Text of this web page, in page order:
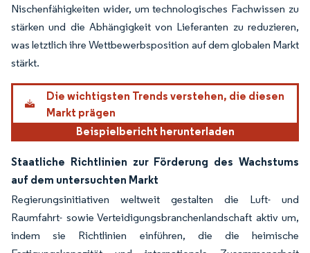
Nischenfähigkeiten wider, um technologisches Fachwissen zu
stärken und die Abhängigkeit von Lieferanten zu reduzieren,
was letztlich ihre Wettbewerbsposition auf dem globalen Markt
stärkt.
Die wichtigsten Trends verstehen, die diesen
Markt prägen
Beispielbericht herunterladen
Staatliche Richtlinien zur Förderung des Wachstums
auf dem untersuchten Markt
Regierungsinitiativen weltweit gestalten die Luft- und
Raumfahrt- sowie Verteidigungsbranchenlandschaft aktiv um,
indem sie Richtlinien einführen, die die heimische